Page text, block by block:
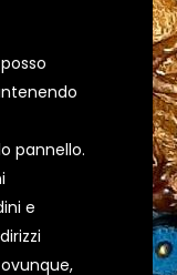
pannello.
e